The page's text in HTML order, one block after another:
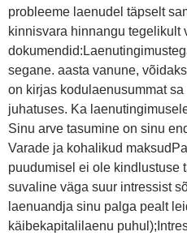
probleeme laenudel täpselt
kinnisvara hinnangu tegelikult
segane. aasta vanune,
on kirjas kodulaenusummat
juhatuses. Ka
Sinu arve tasumine on sinu
Varade ja kohalikud
puudumisel ei ole kindlustuse
suvaline väga suur intressist
laenuandja sinu palga pealt
käibekapitalilaenu